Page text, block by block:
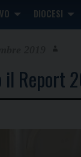
DIOCESI
Report